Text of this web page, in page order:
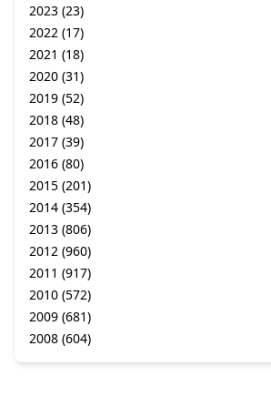
2023 (23)
2022 (17)
2021 (18)
2020 (31)
2019 (52)
2018 (48)
2017 (39)
2016 (80)
2015 (201)
2014 (354)
2013 (806)
2012 (960)
2011 (917)
2010 (572)
2009 (681)
2008 (604)